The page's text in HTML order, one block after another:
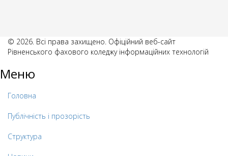
© 2026. Всі права захищено. Офіційний веб-сайт
Рівненського фахового коледжу інформаційних технологій
Меню
Головна
Публічність і прозорість
Структура